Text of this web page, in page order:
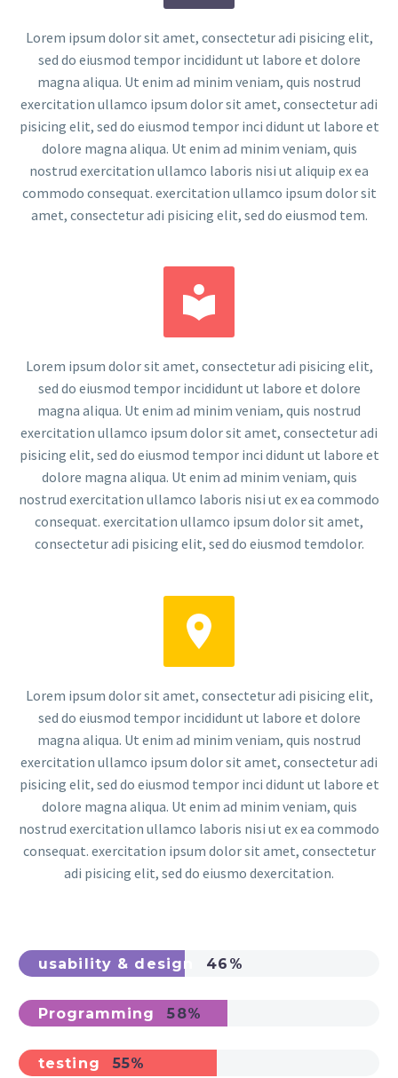
Lorem ipsum dolor sit amet, consectetur adi pisicing elit,
sed do eiusmod tempor incididunt ut labore et dolore
magna aliqua. Ut enim ad minim veniam, quis nostrud
exercitation ullamco ipsum dolor sit amet, consectetur adi
pisicing elit, sed do eiusmod tempor inci didunt ut labore et
dolore magna aliqua. Ut enim ad minim veniam, quis
nostrud exercitation ullamco laboris nisi ut aliquip ex ea
commodo consequat. exercitation ullamco ipsum dolor sit
amet, consectetur adi pisicing elit, sed do eiusmod tem.


Lorem ipsum dolor sit amet, consectetur adi pisicing elit,
sed do eiusmod tempor incididunt ut labore et dolore
magna aliqua. Ut enim ad minim veniam, quis nostrud
exercitation ullamco ipsum dolor sit amet, consectetur adi
pisicing elit, sed do eiusmod tempor inci didunt ut labore et
dolore magna aliqua. Ut enim ad minim veniam, quis
nostrud exercitation ullamco laboris nisi ut ex ea commodo
consequat. exercitation ullamco ipsum dolor sit amet,
consectetur adi pisicing elit, sed do eiusmod temdolor.


Lorem ipsum dolor sit amet, consectetur adi pisicing elit,
sed do eiusmod tempor incididunt ut labore et dolore
magna aliqua. Ut enim ad minim veniam, quis nostrud
exercitation ullamco ipsum dolor sit amet, consectetur adi
pisicing elit, sed do eiusmod tempor inci didunt ut labore et
dolore magna aliqua. Ut enim ad minim veniam, quis
nostrud exercitation ullamco laboris nisi ut ex ea commodo
consequat. exercitation ipsum dolor sit amet, consectetur
adi pisicing elit, sed do eiusmo dexercitation.
usability & design 46%
Programming 58%
testing 55%